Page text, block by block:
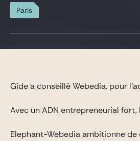
Gide Pro Bono et RSE
Paris
Gide a conseillé Webedia, pour
Avec un ADN entrepreneurial
Elephant-Webedia ambitionne